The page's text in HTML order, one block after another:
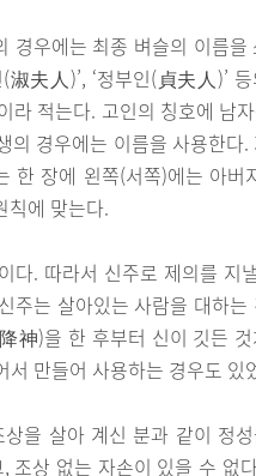
경우에는 최종 벼슬의 이름
淑夫人)’, ‘정부인(貞夫人)’
라 적는다. 고인의 칭호에 남
의 경우에는 이름을 사용한다
한 장에 왼쪽(서쪽)에는 아
칙에 맞는다.
다. 따라서 신주로 제의를 지
주는 살아있는 사람을 대하
神)을 한 후부터 신이 깃든
만들어 사용하는 경우도 있
을 살아 계신 분과 같이 정
조상 없는 자손이 있을 수 없